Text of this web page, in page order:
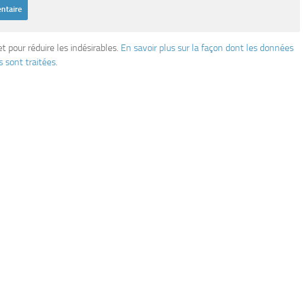
pour réduire les indésirables. En savoir plus sur la façon dont les données
sont traitées